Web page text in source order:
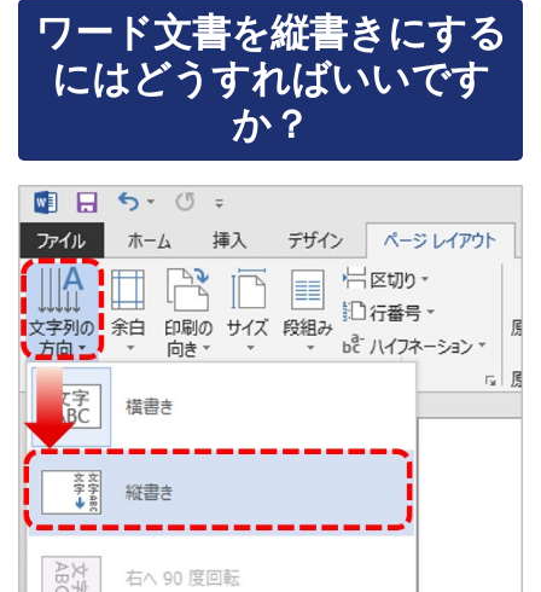
ワード文書を縦書きにする
にはどうすればいいです
か？